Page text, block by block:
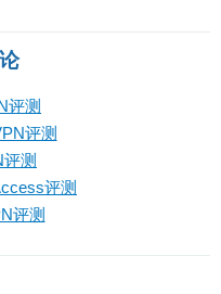
评测
评测
测
评测
评测